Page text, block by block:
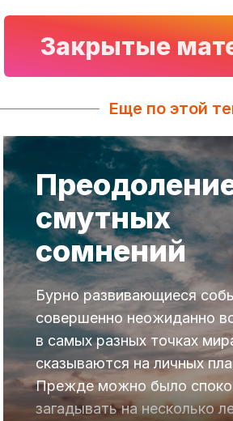
Закрытые
Еще по этой
смутных
сомнений
Бурно развивающиеся
совершенно неожиданно
в самых разных точках
сказываются на личных
Прежде можно было
загадывать на несколько